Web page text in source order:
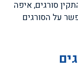
סורגים, איפה
על הסורגים